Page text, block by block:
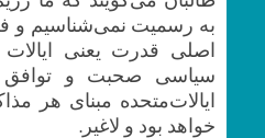
به رسمیت نمی‌شناسیم و
اصلی قدرت یعنی
سیاسی صحبت و توافق
ایالات‌متحده مبنای هر
خواهد بود و لاغیر.